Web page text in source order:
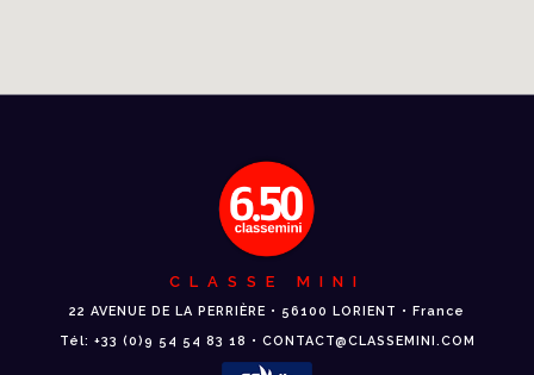
CLASSE MINI
22 AVENUE DE LA PERRIÈRE • 56100 LORIENT • France
Tél: +33 (0)9 54 54 83 18 • CONTACT@CLASSEMINI.COM